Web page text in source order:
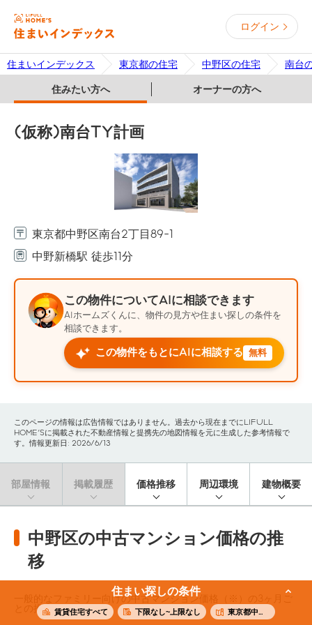
ログイン
住まいインデックス 東京都の住宅 中野区の住宅 南台
住みたい方へ オーナーの方へ
住まい探しの条件
賃貸住宅すべて 下限なし~上限なし 東京都中野区
(仮称)南台TY計画
東京都中野区南台2丁目89-1
中野新橋駅 徒歩11分
この物件についてAIに相談できます
AIホームズくんに、物件の見方や住まい探しの条件を
相談できます。
この物件をもとにAIに相談する 無料
このページの情報は広告情報ではありません。過去から現在までにLIFULL
HOME'Sに掲載された不動産情報と提携先の地図情報を元に生成した参考情報で
す。情報更新日: 2026/6/13
部屋情報 掲載履歴 価格推移 周辺環境 建物概要
中野区の中古マンション価格の推
移
一般的なファミリー向けの中古マンション価格（※）の3ヶ月ご
との推移です。